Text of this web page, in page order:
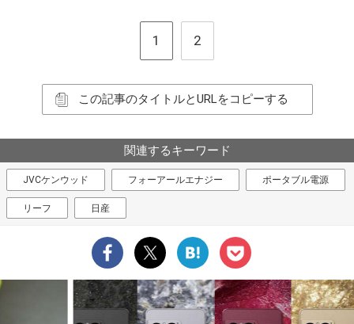
1 2
この記事のタイトルとURLをコピーする
関連するキーワード
JVCケンウッド フォーアールエナジー ポータブル電源
リーフ 日産